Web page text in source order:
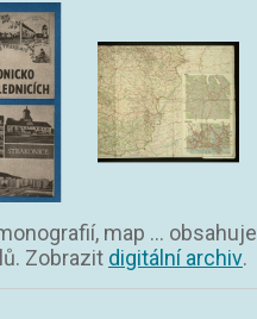
map ... obsahuje
Zobrazit digitální archiv.